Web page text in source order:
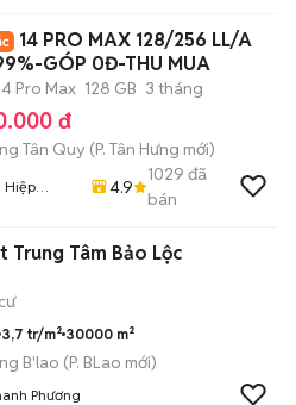
14 PRO MAX 128/256 LL/A
GÓP 0Đ-THU MUA
Pro Max 128 GB 3 tháng
đ
Tân Quy (P. Tân Hưng mới)
Hiệp
4.9
1029 đã
bán
Trung Tâm Bảo Lộc
3,7 tr/m² 30000 m²
B'lao (P. BLao mới)
Phương